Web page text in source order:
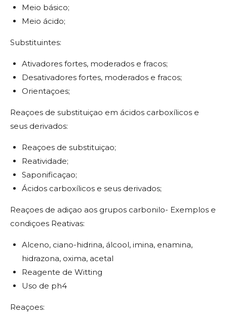
Meio básico;
Meio ácido;
Substituintes:
Ativadores fortes, moderados e fracos;
Desativadores fortes, moderados e fracos;
Orientaçoes;
Reaçoes de substituiçao em ácidos carboxílicos e
seus derivados:
Reaçoes de substituiçao;
Reatividade;
Saponificaçao;
Ácidos carboxílicos e seus derivados;
Reaçoes de adiçao aos grupos carbonilo- Exemplos e
condiçoes Reativas:
Alceno, ciano-hidrina, álcool, imina, enamina,
hidrazona, oxima, acetal
Reagente de Witting
Uso de ph4
Reaçoes: